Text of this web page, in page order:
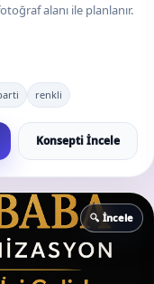
alanı ile planlanır.
renkli
Konsepti İncele
🔍 İncele